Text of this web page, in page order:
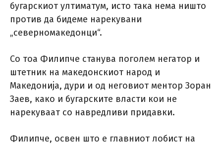
бугарскиот ултиматум, исто така нема ништо
против да бидеме нарекувани
„северномакедонци“.
Со тоа Филипче станува поголем негатор и
штетник на македонскиот народ и
Македонија, дури и од неговиот ментор Зоран
Заев, како и бугарските власти кои не
нарекуваат со навредливи придавки.
Филипче, освен што е главниот лобист на